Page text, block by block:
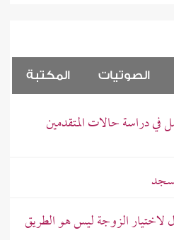
الصوتيات المكتبة
دراسة حالات المتقدمين
لاختيار الزوجة ليس هو الطريق